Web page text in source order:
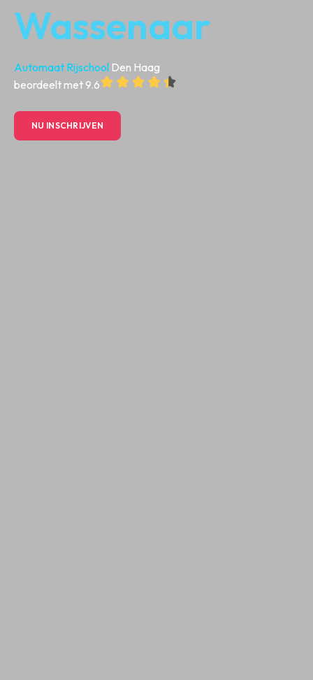
Wassenaar
Automaat Rijschool Den Haag
beordeelt met 9.6
NU INSCHRIJVEN